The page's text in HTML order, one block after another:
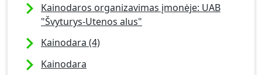
Kainodaros organizavimas įmonėje: UAB
"Švyturys-Utenos alus"
Kainodara (4)
Kainodara